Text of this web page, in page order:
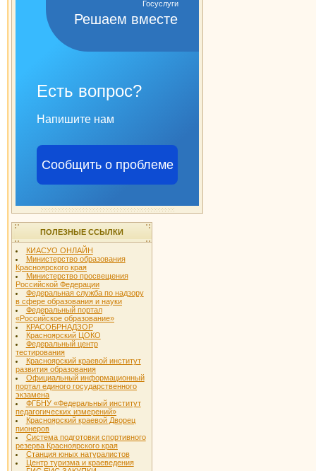
Решаем вместе
Есть вопрос?
Напишите нам
Сообщить о проблеме
ПОЛЕЗНЫЕ ССЫЛКИ
КИАСУО ОНЛАЙН
Министерство образования
Красноярского края
Министерство просвещения
Российской Федерации
Федеральная служба по надзору
в сфере образования и науки
Федеральный портал
«Российское образование»
КРАСОБРНАДЗОР
Красноярский ЦОКО
Федеральный центр
тестирования
Красноярский краевой институт
развития образования
Официальный информационный
портал единого государственного
экзамена
ФГБНУ «Федеральный институт
педагогических измерений»
Красноярский краевой Дворец
пионеров
Система подготовки спортивного
резерва Красноярского края
Станция юных натуралистов
Центр туризма и краеведения